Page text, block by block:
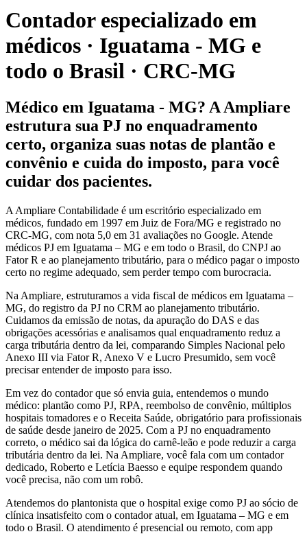
Contador especializado em
médicos · Iguatama - MG e
todo o Brasil · CRC-MG
Médico em Iguatama - MG? A Ampliare
estrutura sua PJ no enquadramento
certo, organiza suas notas de plantão e
convênio e cuida do imposto, para você
cuidar dos pacientes.
A Ampliare Contabilidade é um escritório especializado em
médicos, fundado em 1997 em Juiz de Fora/MG e registrado no
CRC-MG, com nota 5,0 em 31 avaliações no Google. Atende
médicos PJ em Iguatama – MG e em todo o Brasil, do CNPJ ao
Fator R e ao planejamento tributário, para o médico pagar o imposto
certo no regime adequado, sem perder tempo com burocracia.
Na Ampliare, estruturamos a vida fiscal de médicos em Iguatama –
MG, do registro da PJ no CRM ao planejamento tributário.
Cuidamos da emissão de notas, da apuração do DAS e das
obrigações acessórias e analisamos qual enquadramento reduz a
carga tributária dentro da lei, comparando Simples Nacional pelo
Anexo III via Fator R, Anexo V e Lucro Presumido, sem você
precisar entender de imposto para isso.
Em vez do contador que só envia guia, entendemos o mundo
médico: plantão como PJ, RPA, reembolso de convênio, múltiplos
hospitais tomadores e o Receita Saúde, obrigatório para profissionais
de saúde desde janeiro de 2025. Com a PJ no enquadramento
correto, o médico sai da lógica do carnê-leão e pode reduzir a carga
tributária dentro da lei. Na Ampliare, você fala com um contador
dedicado, Roberto e Letícia Baesso e equipe respondem quando
você precisa, não com um robô.
Atendemos do plantonista que o hospital exige como PJ ao sócio de
clínica insatisfeito com o contador atual, em Iguatama – MG e em
todo o Brasil. O atendimento é presencial ou remoto, com app